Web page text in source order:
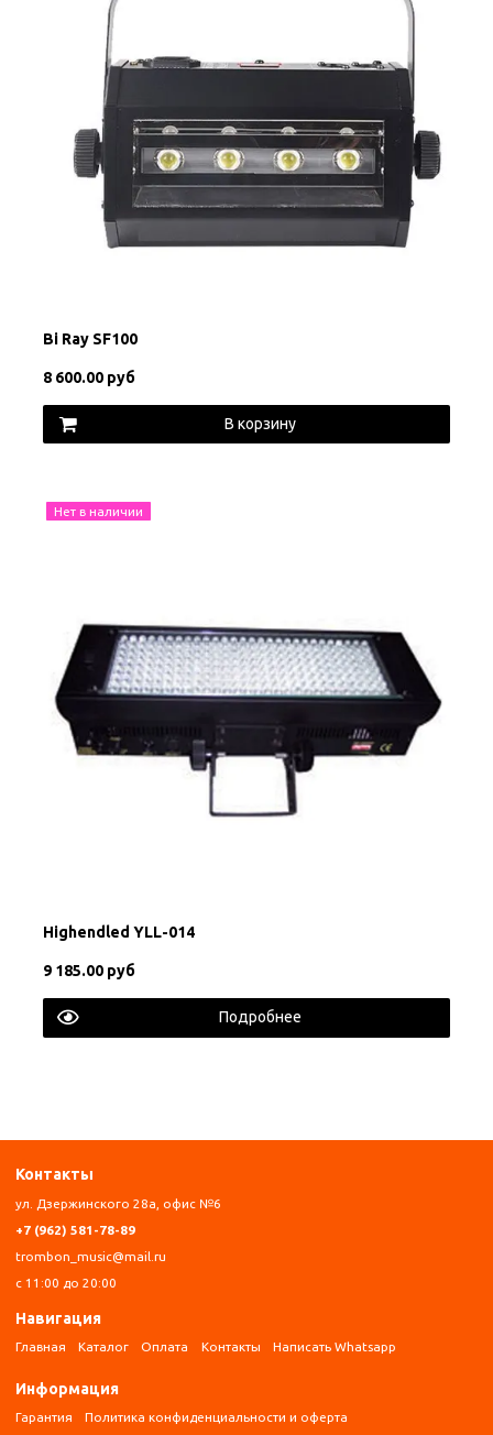
Bi Ray SF100
8 600.00 руб
В корзину
Нет в наличии
Highendled YLL-014
9 185.00 руб
Подробнее
Навигация
Главная Каталог Оплата Контакты Написать Whatsapp
Информация
Гарантия
Политика конфиденциальности и оферта
Контакты
ул. Дзержинского 28а, офис №6
+7 (962) 581-78-89
trombon_music@mail.ru
с 11:00 до 20:00